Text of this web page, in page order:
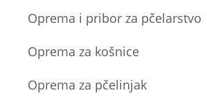
Oprema i pribor za pčelarstvo
Oprema za košnice
Oprema za pčelinjak